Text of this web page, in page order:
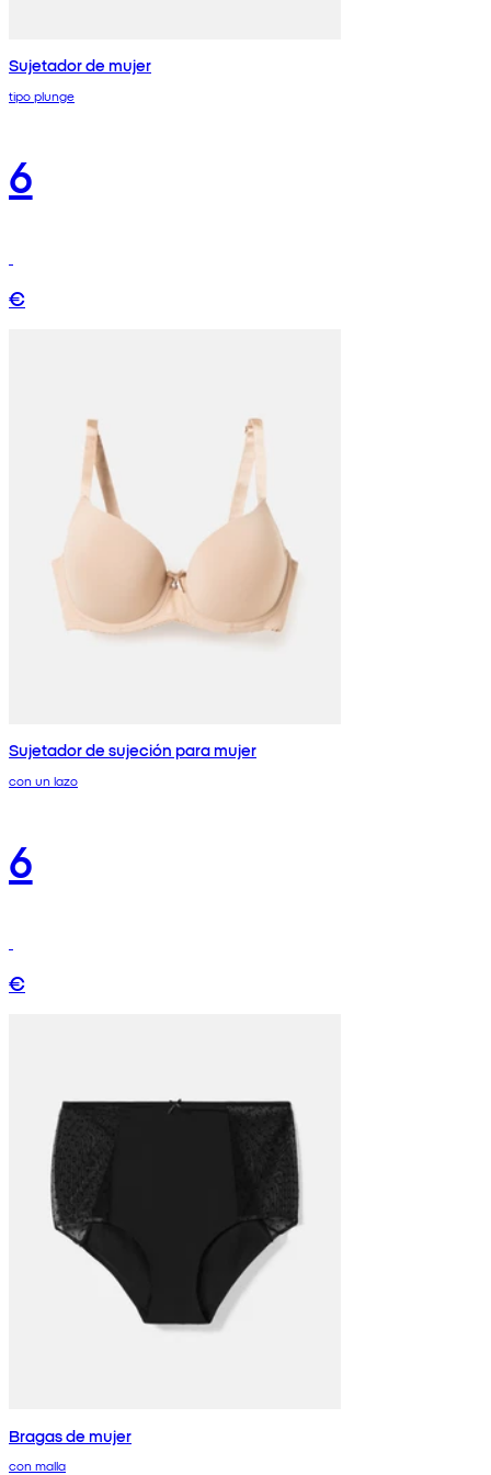
Sujetador de mujer
tipo plunge
6
€
Sujetador de sujeción para mujer
con un lazo
6
€
Bragas de mujer
con malla